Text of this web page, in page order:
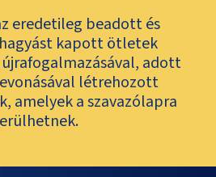
eredetileg beadott és
kapott ötletek
adott
létrehozott
amelyek a szavazólapra